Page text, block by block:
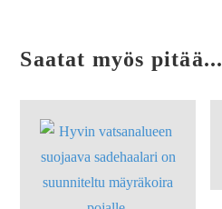
Saatat myös pitää...